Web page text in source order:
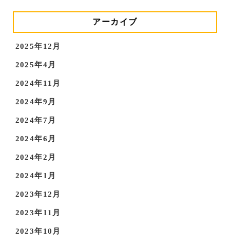
アーカイブ
2025年12月
2025年4月
2024年11月
2024年9月
2024年7月
2024年6月
2024年2月
2024年1月
2023年12月
2023年11月
2023年10月